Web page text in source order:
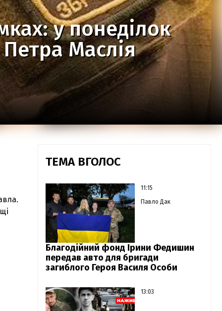
у понеділок
Маслія
ТЕМА ВГОЛОС
11:15
Павло Дак
Благодійний фонд Ірини Федишин
передав авто для бригади
загиблого Героя Василя Особи
13:03